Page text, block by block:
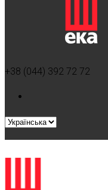
+38 (044) 392 72 72